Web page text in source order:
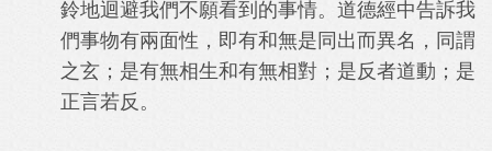
鈴地迴避我們不願看到的事情。道德經中告訴我
們事物有兩面性，即有和無是同出而異名，同謂
之玄；是有無相生和有無相對；是反者道動；是
正言若反。